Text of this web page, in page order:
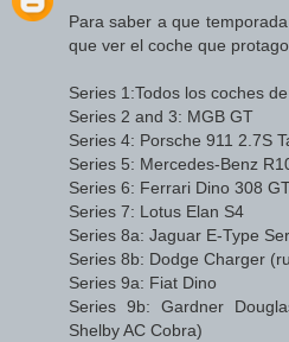
Para saber a que
que ver el coche que
Series 1:Todos los coches
Series 2 and 3: MGB GT
Series 4: Porsche 911 2.7S
Series 5: Mercedes-Benz
Series 6: Ferrari Dino 308
Series 7: Lotus Elan S4
Series 8a: Jaguar E-Type
Series 8b: Dodge Charger
Series 9a: Fiat Dino
Series 9b: Gardner
Shelby AC Cobra)